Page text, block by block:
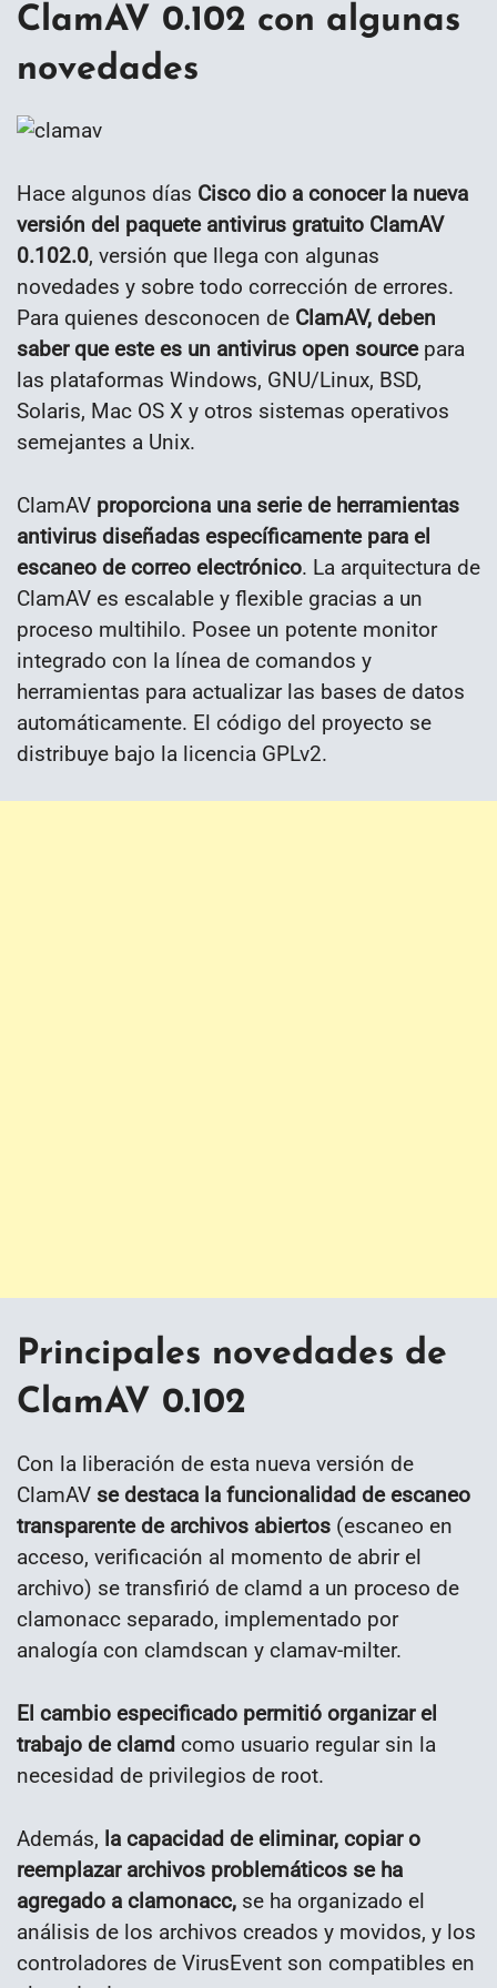
ClamAV 0.102 con algunas
novedades
Hace algunos días Cisco dio a conocer la nueva
versión del paquete antivirus gratuito ClamAV
0.102.0, versión que llega con algunas
novedades y sobre todo corrección de errores.
Para quienes desconocen de ClamAV, deben
saber que este es un antivirus open sourcepara
las plataformas Windows, GNU/Linux, BSD,
Solaris, Mac OS X y otros sistemas operativos
semejantes a Unix.
ClamAV proporciona una serie de herramientas
antivirus diseñadas específicamente para el
escaneo de correo electrónico. La arquitectura de
ClamAV es escalable y flexible gracias a un
proceso multihilo. Posee un potente monitor
integrado con la línea de comandos y
herramientas para actualizar las bases de datos
automáticamente. El código del proyecto se
distribuye bajo la licencia GPLv2.
Principales novedades de
ClamAV 0.102
Con la liberación de esta nueva versión de
ClamAV se destaca la funcionalidad de escaneo
transparente de archivos abiertos (escaneo en
acceso, verificación al momento de abrir el
archivo) se transfirió de clamd a un proceso de
clamonacc separado, implementado por
analogía con clamdscan y clamav-milter.
El cambio especificado permitió organizar el
trabajo de clamd como usuario regular sin la
necesidad de privilegios de root.
Además, la capacidad de eliminar, copiar o
reemplazar archivos problemáticos se ha
agregado a clamonacc, se ha organizado el
análisis de los archivos creados y movidos, y los
controladores de VirusEvent son compatibles en